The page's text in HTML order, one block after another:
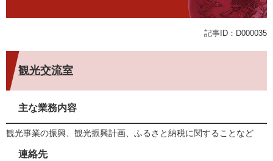
記事ID：D000035
観光交流室
主な業務内容
観光事業の振興、観光振興計画、ふるさと納税に関することなど
連絡先